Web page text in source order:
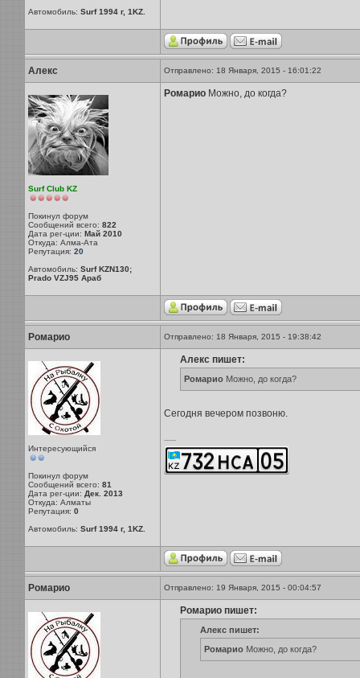
Автомобиль: Surf 1994 г, 1KZ.
Алекс Отправлено: 18 Января, 2015 - 16:01:22
Surf Club KZ
Покинул форум
Сообщений всего: 822
Дата рег-ции: Май 2010
Откуда: Алма-Ата
Репутация: 20
Автомобиль: Surf KZN130;
Prado VZJ95 Араб
РомариоМожно, до когда?
Ромарио Отправлено: 18 Января, 2015 - 19:38:42
Интересующийся
Покинул форум
Сообщений всего: 81
Дата рег-ции: Дек. 2013
Откуда: Алматы
Репутация: 0
Автомобиль: Surf 1994 г, 1KZ.
Алекс пишет:
РомариоМожно, до когда?
Сегодня вечером позвоню.
-----
Ромарио Отправлено: 19 Января, 2015 - 00:04:57
Ромарио пишет:
Алекс пишет:
РомариоМожно, до когда?